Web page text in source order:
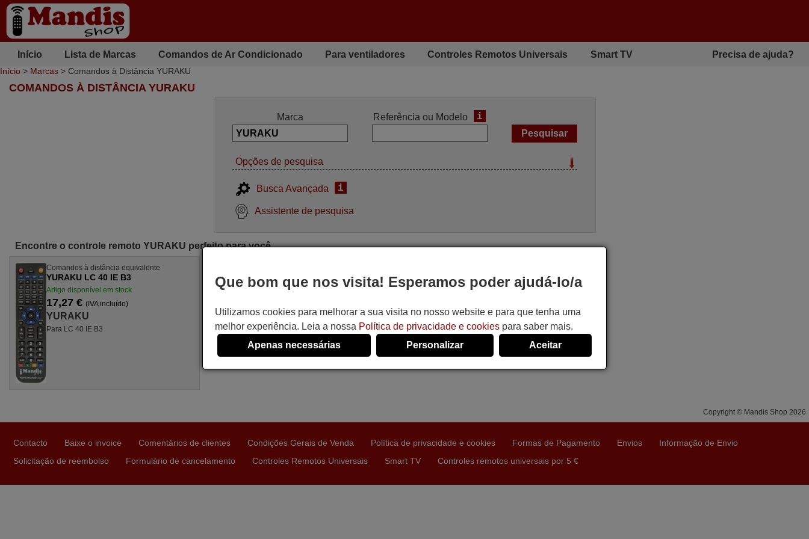
Início Lista de Marcas Comandos de Ar Condicionado Para ventiladores Controles Remotos Universais Smart TV Precisa de ajuda?
Início > Marcas > Comandos à Distância YURAKU
COMANDOS À DISTÂNCIA YURAKU
Marca Referência ou Modelo i
Opções de pesquisa
Busca Avançada i
Assistente de pesquisa
Encontre o controle remoto YURAKU perfeito para você
Comandos à distância equivalente
YURAKU LC 40 IE B3
Artigo disponível em stock
17,27 € (IVA incluído)
YURAKU
Para LC 40 IE B3
Copyright © Mandis Shop 2026
Contacto Baixe o invoice Comentários de clientes Condições Gerais de Venda Política de privacidade e cookies Formas de Pagamento Envios
Informação de Envio
Solicitação de reembolso
Formulário de cancelamento Controles Remotos Universais Smart TV Controles remotos universais por 5 €
Que bom que nos visita! Esperamos poder ajudá-lo/a
Utilizamos cookies para melhorar a sua visita no nosso website e para que tenha uma
melhor experiência. Leia a nossa Política de privacidade e cookies para saber mais.
Apenas necessárias
Personalizar Aceitar